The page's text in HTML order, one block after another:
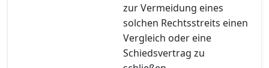
zur Vermeidung eines
solchen Rechtsstreits einen
Vergleich oder eine
Schiedsvertrag zu